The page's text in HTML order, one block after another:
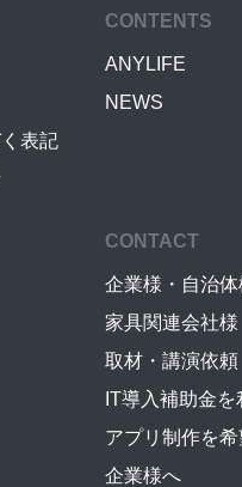
表記
CONTENTS
ANYLIFE
NEWS
CONTACT
企業様・自治体
家具関連会社様
取材・講演依頼
IT導入補助金を
アプリ制作を
企業様へ